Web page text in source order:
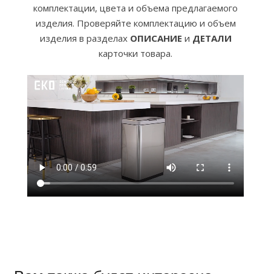
комплектации, цвета и объема предлагаемого
изделия. Проверяйте комплектацию и объем
изделия в разделах ОПИСАНИЕ и ДЕТАЛИ
карточки товара.